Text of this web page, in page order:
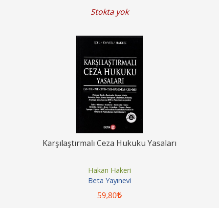
Stokta yok
Karşılaştırmalı Ceza Hukuku Yasaları
Hakan Hakeri
Beta Yayınevi
59,80